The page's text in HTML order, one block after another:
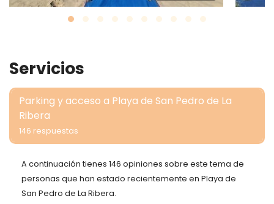
Servicios
Parking y acceso a Playa de San Pedro de La
Ribera
146 respuestas
A continuación tienes 146 opiniones sobre este tema de
personas que han estado recientemente en Playa de
San Pedro de La Ribera.